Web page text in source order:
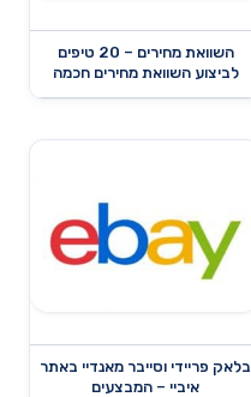
השוואת מחירים – 20 טיפים
לביצוע השוואת מחירים חכמה
בלאק פריידי וסייבר מאנדיי באתר
איביי – המבצעים